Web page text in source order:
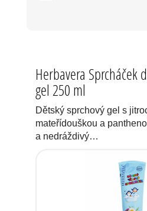
Herbavera Sprcháček
gel 250 ml
Dětský sprchový gel s
mateřídouškou a
a nedráždivý…